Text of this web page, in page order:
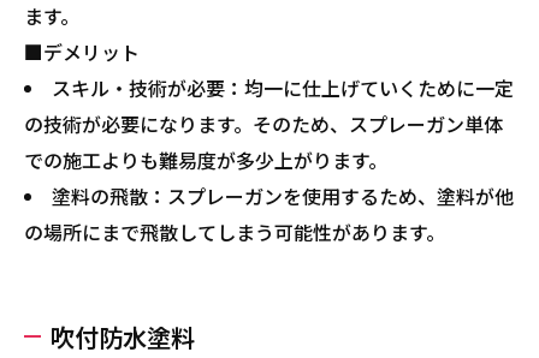
ます。
■デメリット
スキル・技術が必要：均一に仕上げていくために一定
の技術が必要になります。そのため、スプレーガン単体
での施工よりも難易度が多少上がります。
塗料の飛散：スプレーガンを使用するため、塗料が他
の場所にまで飛散してしまう可能性があります。
吹付防水塗料